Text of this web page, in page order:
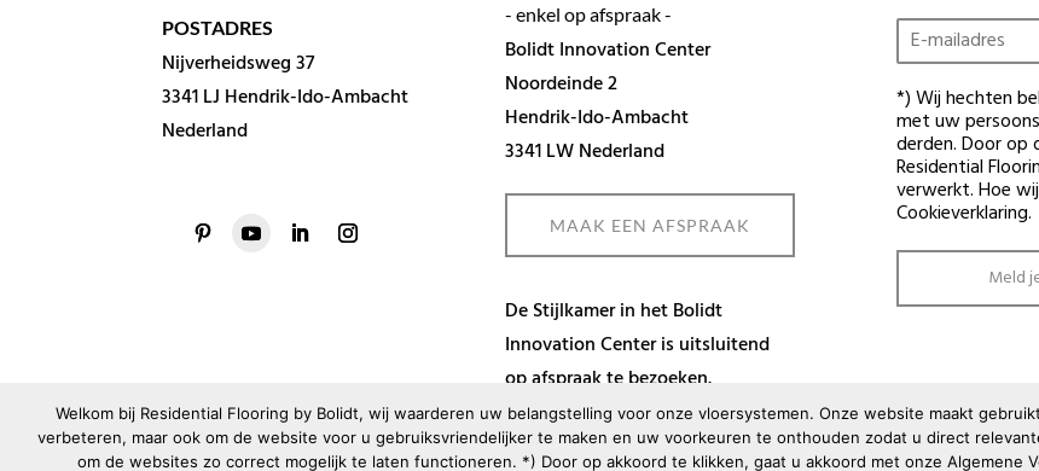
POSTADRES
Nijverheidsweg 37
3341 LJ Hendrik-Ido-Ambacht
Nederland
- enkel op afspraak -
Bolidt Innovation Center
Noordeinde 2
Hendrik-Ido-Ambacht
3341 LW Nederland
MAAK EEN AFSPRAAK
De Stijlkamer in het Bolidt
Innovation Center is uitsluitend
op afspraak te bezoeken.
m
*
E
a
i
l
a
d
r
e
*) Wij hechten
met uw
derden. Door
Residential
verwerkt. Hoe
Cookieverklaring.
Meld
Welkom bij Residential Flooring by Bolidt, wij waarderen uw belangstelling voor onze vloersystemen. Onze website maakt
verbeteren, maar ook om de website voor u gebruiksvriendelijker te maken en uw voorkeuren te onthouden zodat u direct
om de websites zo correct mogelijk te laten functioneren. *) Door op akkoord te klikken, gaat u akkoord met onze Algemene